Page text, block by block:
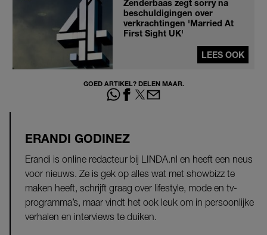
Zenderbaas zegt sorry na
beschuldigingen over
verkrachtingen 'Married At
First Sight UK'
LEES OOK
GOED ARTIKEL? DELEN MAAR.
ERANDI GODINEZ
Erandi is online redacteur bij LINDA.nl en heeft een neus
voor nieuws. Ze is gek op alles wat met showbizz te
maken heeft, schrijft graag over lifestyle, mode en tv-
programma’s, maar vindt het ook leuk om in persoonlijke
verhalen en interviews te duiken.